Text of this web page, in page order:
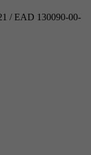
/ EAD 130090-00-